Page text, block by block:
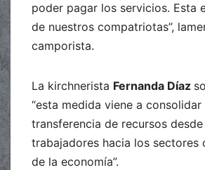
poder pagar los servicios. Esta
de nuestros compatriotas”,
camporista.
La kirchnerista Fernanda Díaz
“esta medida viene a consolidar
transferencia de recursos
trabajadores hacia los sectores
de la economía”.